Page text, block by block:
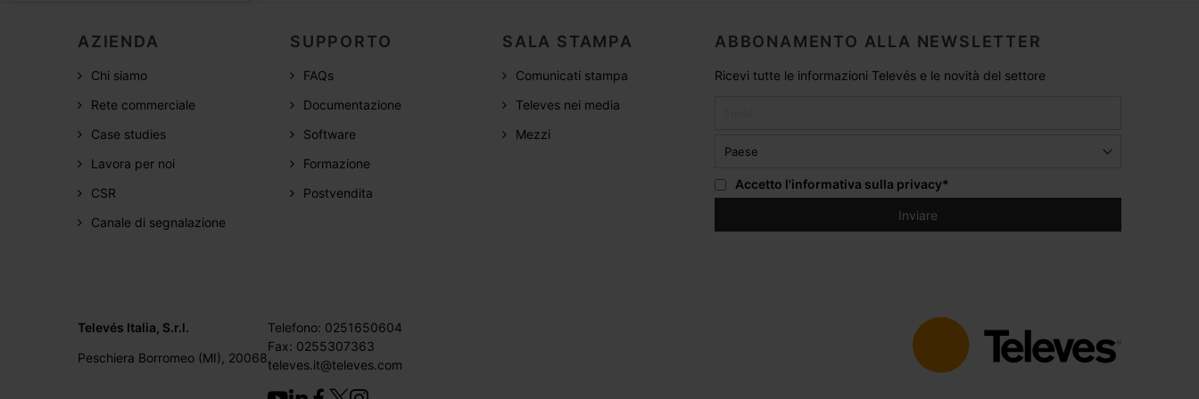
AZIENDA
Chi siamo
Rete commerciale
Case studies
Lavora per noi
CSR
Canale di segnalazione
SUPPORTO
FAQs
Documentazione
Software
Formazione
Postvendita
SALA STAMPA
Comunicati stampa
Televes nei media
Mezzi
ABBONAMENTO ALLA NEWSLETTER
Ricevi tutte le informazioni Televés e le novità del settore
Accetto l'informativa sulla privacy*
Televés Italia, S.r.l.
Peschiera Borromeo (MI), 20068
Telefono: 0251650604
Fax: 0255307363
televes.it@televes.com